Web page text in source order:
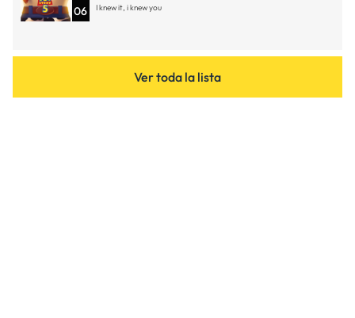
06 I knew it, i knew you
Ver toda la lista